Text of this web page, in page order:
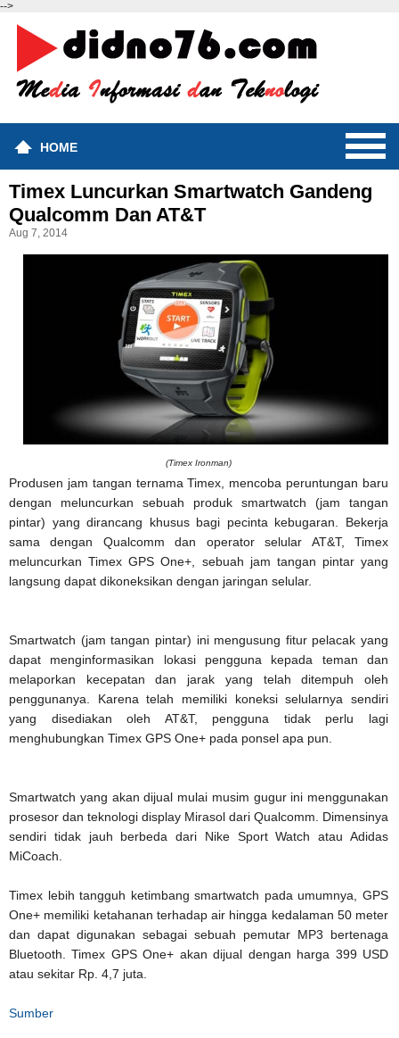
-->
HOME
Timex Luncurkan Smartwatch Gandeng
Qualcomm Dan AT&T
Aug 7, 2014
(Timex Ironman)
Produsen jam tangan ternama Timex, mencoba peruntungan baru
dengan meluncurkan sebuah produk smartwatch (jam tangan
pintar) yang dirancang khusus bagi pecinta kebugaran. Bekerja
sama dengan Qualcomm dan operator selular AT&T, Timex
meluncurkan Timex GPS One+, sebuah jam tangan pintar yang
langsung dapat dikoneksikan dengan jaringan selular.
Smartwatch (jam tangan pintar) ini mengusung fitur pelacak yang
dapat menginformasikan lokasi pengguna kepada teman dan
melaporkan kecepatan dan jarak yang telah ditempuh oleh
penggunanya. Karena telah memiliki koneksi selularnya sendiri
yang disediakan oleh AT&T, pengguna tidak perlu lagi
menghubungkan Timex GPS One+ pada ponsel apa pun.
Smartwatch yang akan dijual mulai musim gugur ini menggunakan
prosesor dan teknologi display Mirasol dari Qualcomm. Dimensinya
sendiri tidak jauh berbeda dari Nike Sport Watch atau Adidas
MiCoach.
Timex lebih tangguh ketimbang smartwatch pada umumnya, GPS
One+ memiliki ketahanan terhadap air hingga kedalaman 50 meter
dan dapat digunakan sebagai sebuah pemutar MP3 bertenaga
Bluetooth. Timex GPS One+ akan dijual dengan harga 399 USD
atau sekitar Rp. 4,7 juta.
Sumber